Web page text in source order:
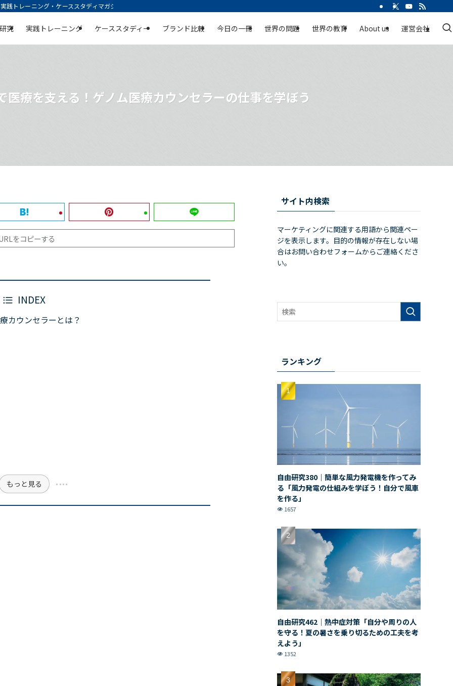
トレーニング・ケーススタディマガジン | 空庭
究 実践トレーニング ケーススタディー ブランド比較 今日の一冊 世界の問題 世界の教育 About us 運営会社
療を支える！ゲノム医療カウンセラーの仕事を学ぼう
をコピーする
INDEX
カウンセラーとは？
もっと見る
サイト内検索
マーケティングに関連する用語から関連ペー
ジを表示します。目的の情報が存在しない場
合はお問い合わせフォームからご連絡くださ
い。
ランキング
自由研究380｜簡単な風力発電機を作ってみ
る「風力発電の仕組みを学ぼう！自分で風車
を作る」
1657
自由研究462｜熱中症対策「自分や周りの人
を守る！夏の暑さを乗り切るための工夫を考
えよう」
1352